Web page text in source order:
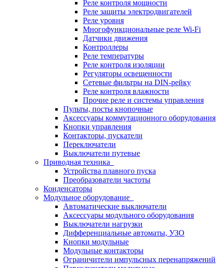
Реле контроля мощности
Реле защиты электродвигателей
Реле уровня
Многофункциональные реле Wi-Fi
Датчики движения
Контроллеры
Реле температуры
Реле контроля изоляции
Регуляторы освещенности
Сетевые фильтры на DIN-рейку
Реле контроля влажности
Прочие реле и системы управления
Пульты, посты кнопочные
Аксессуары коммутационного оборудования
Кнопки управления
Контакторы, пускатели
Переключатели
Выключатели путевые
Приводная техника
Устройства плавного пуска
Преобразователи частоты
Конденсаторы
Модульное оборудование
Автоматические выключатели
Аксессуары модульного оборудования
Выключатели нагрузки
Дифференциальные автоматы, УЗО
Кнопки модульные
Модульные контакторы
Ограничители импульсных перенапряжений